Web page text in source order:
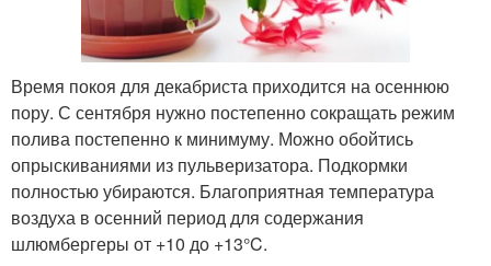
Время покоя для декабриста приходится на осеннюю
пору. С сентября нужно постепенно сокращать режим
полива постепенно к минимуму. Можно обойтись
опрыскиваниями из пульверизатора. Подкормки
полностью убираются. Благоприятная температура
воздуха в осенний период для содержания
шлюмбергеры от +10 до +13°C.